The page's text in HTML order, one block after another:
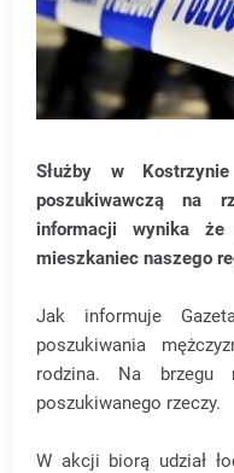
Służby w
poszukiwawczą na
informacji wynika że
mieszkaniec naszego
Jak informuje
poszukiwania
rodzina. Na brzegu
poszukiwanego rzeczy.
W akcji biorą udział